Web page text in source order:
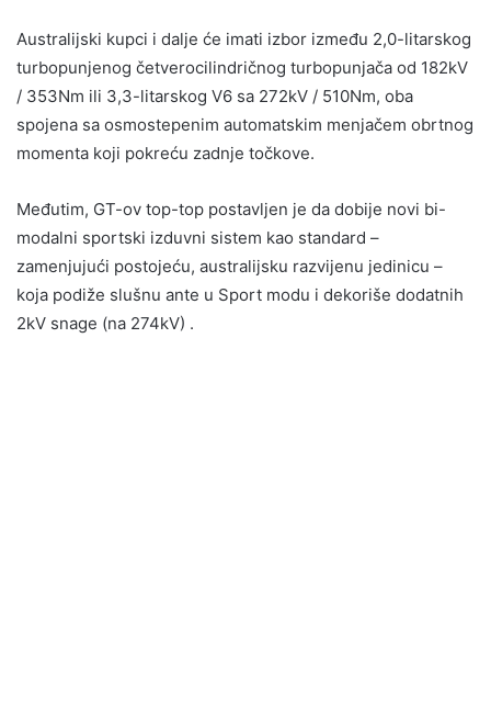
Australijski kupci i dalje će imati izbor između 2,0-litarskog
turbopunjenog četverocilindričnog turbopunjača od 182kV
/ 353Nm ili 3,3-litarskog V6 sa 272kV / 510Nm, oba
spojena sa osmostepenim automatskim menjačem obrtnog
momenta koji pokreću zadnje točkove.
Međutim, GT-ov top-top postavljen je da dobije novi bi-
modalni sportski izduvni sistem kao standard –
zamenjujući postojeću, australijsku razvijenu jedinicu –
koja podiže slušnu ante u Sport modu i dekoriše dodatnih
2kV snage (na 274kV) .